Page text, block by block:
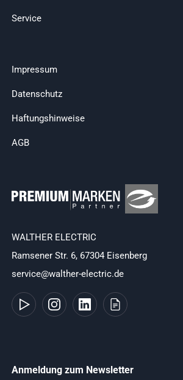
Service
Impressum
Datenschutz
Haftungshinweise
AGB
WALTHER ELECTRIC
Ramsener Str. 6, 67304 Eisenberg
service@walther-electric.de
Anmeldung zum Newsletter